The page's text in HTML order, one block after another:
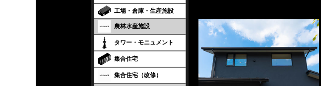
工場・倉庫・生産施設
農林水産施設
タワー・モニュメント
集合住宅
集合住宅（改修）